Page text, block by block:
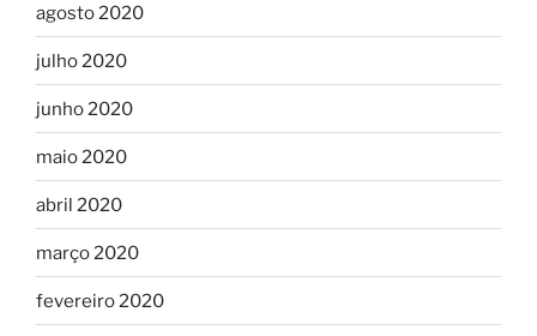
agosto 2020
julho 2020
junho 2020
maio 2020
abril 2020
março 2020
fevereiro 2020